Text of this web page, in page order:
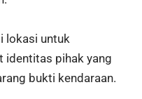
lokasi untuk
identitas pihak yang
bukti kendaraan.